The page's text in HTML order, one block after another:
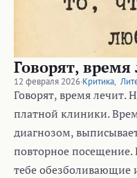
Говорят,
12 февраля 2026·Критика,
Говорят, время лечит.
платной клиники.
диагнозом,
повторное посещение.
тебе обезболивающие